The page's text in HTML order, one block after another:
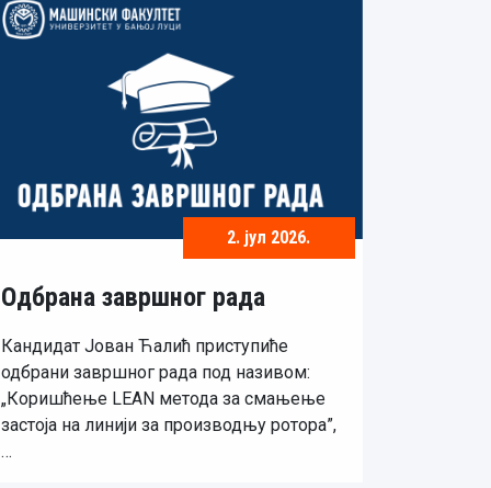
2. јул 2026.
Одбрана завршног рада
Кандидат Јован Ћалић приступиће
одбрани завршног рада под називом:
„Коришћење LEAN метода за смањење
застоја на линији за производњу ротора”,
…